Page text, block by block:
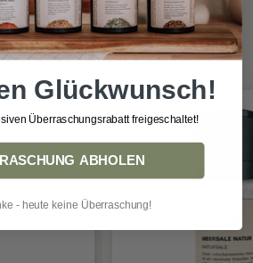
könnten dir auch
Glückwunsch!
Überraschungsrabatt freigeschaltet!
ABHOLEN
- heute keine Überraschung!